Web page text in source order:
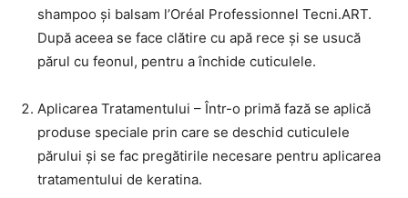
shampoo și balsam l’Oréal Professionnel Tecni.ART.
După aceea se face clătire cu apă rece și se usucă
părul cu feonul, pentru a închide cuticulele.
Aplicarea Tratamentului – Într-o primă fază se aplică
produse speciale prin care se deschid cuticulele
părului și se fac pregătirile necesare pentru aplicarea
tratamentului de keratina.